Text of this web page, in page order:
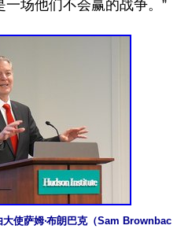
场他们不会赢的战争。”
使萨姆‧布朗巴克（Sam Brownbac